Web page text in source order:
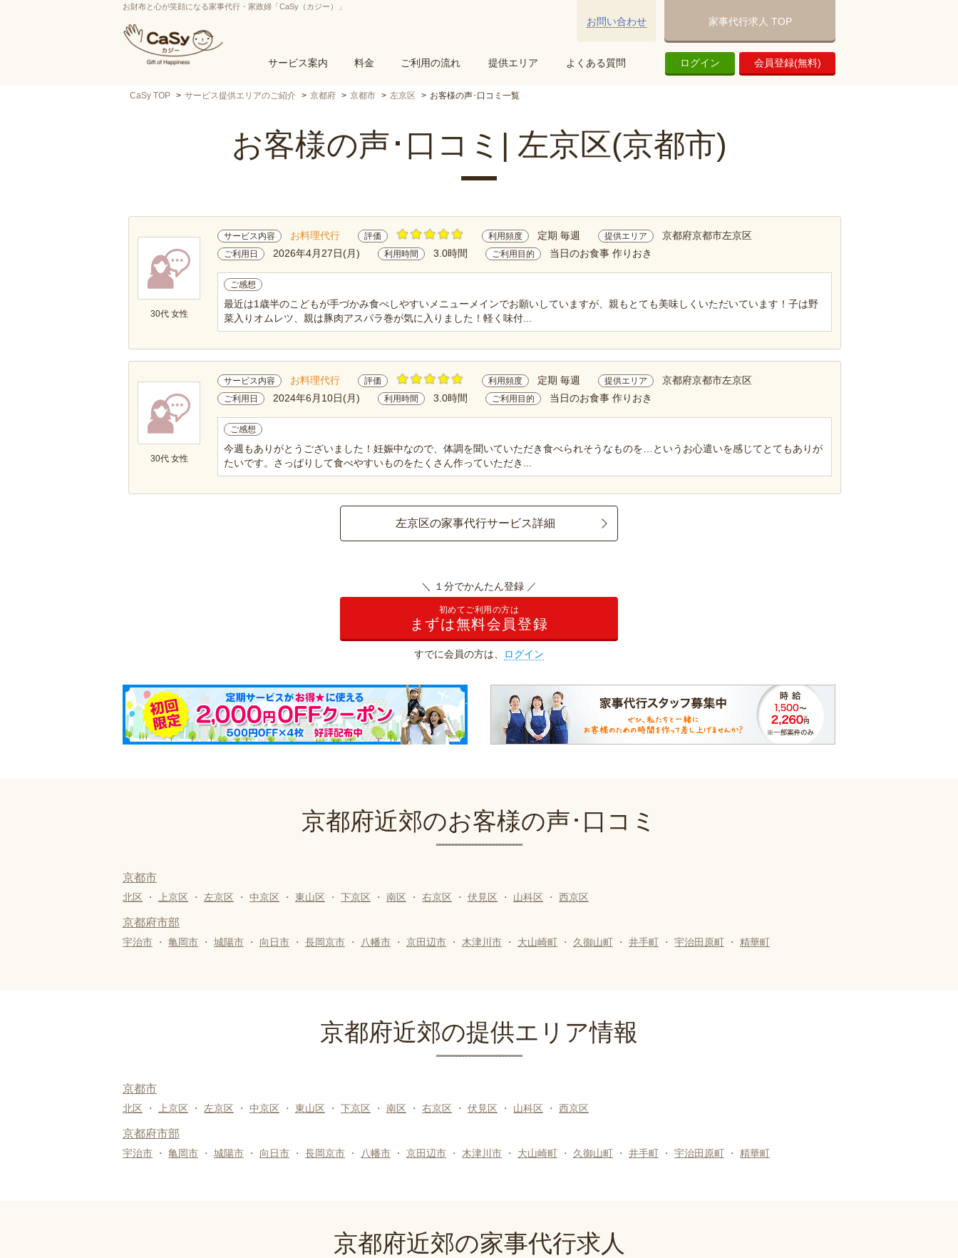
お財布と心が笑顔になる家事代行・家政婦「CaSy（カジー）」
サービス案内 料金 ご利用の流れ 提供エリア よくある質問 ログイン 会員登録(無料)
お問い合わせ 家事代行求人 TOP
CaSy TOP サービス提供エリアのご紹介 京都府 京都市 左京区 お客様の声･口コミ一覧
お客様の声･口コミ| 左京区(京都市)
30代 女性
サービス内容 お料理代行 評価 利用頻度 定期 毎週 提供エリア 京都府京都市左京区
ご利用日 2026年4月27日(月) 利用時間 3.0時間 ご利用目的 当日のお食事 作りおき
ご感想
最近は1歳半のこどもが手づかみ食べしやすいメニューメインでお願いしていますが、親もとても美味しくいただいています！子は野
菜入りオムレツ、親は豚肉アスパラ巻が気に入りました！軽く味付...
30代 女性
サービス内容 お料理代行 評価 利用頻度 定期 毎週 提供エリア 京都府京都市左京区
ご利用日 2024年6月10日(月) 利用時間 3.0時間 ご利用目的 当日のお食事 作りおき
ご感想
今週もありがとうございました！妊娠中なので、体調を聞いていただき食べられそうなものを…というお心遣いを感じてとてもありが
たいです。さっぱりして食べやすいものをたくさん作っていただき...
左京区の家事代行サービス詳細
＼ １分でかんたん登録 ／
初めてご利用の方は
まずは無料会員登録
すでに会員の方は、 ログイン
京都府近郊のお客様の声･口コミ
京都市
北区 ・ 上京区 ・ 左京区 ・ 中京区 ・ 東山区 ・ 下京区 ・ 南区 ・ 右京区 ・ 伏見区 ・ 山科区 ・ 西京区
京都府市部
宇治市 ・ 亀岡市 ・ 城陽市 ・ 向日市 ・ 長岡京市 ・ 八幡市 ・ 京田辺市 ・ 木津川市 ・ 大山崎町 ・ 久御山町 ・ 井手町 ・ 宇治田原町 ・ 精華町
京都府近郊の提供エリア情報
京都市
北区 ・ 上京区 ・ 左京区 ・ 中京区 ・ 東山区 ・ 下京区 ・ 南区 ・ 右京区 ・ 伏見区 ・ 山科区 ・ 西京区
京都府市部
宇治市 ・ 亀岡市 ・ 城陽市 ・ 向日市 ・ 長岡京市 ・ 八幡市 ・ 京田辺市 ・ 木津川市 ・ 大山崎町 ・ 久御山町 ・ 井手町 ・ 宇治田原町 ・ 精華町
京都府近郊の家事代行求人